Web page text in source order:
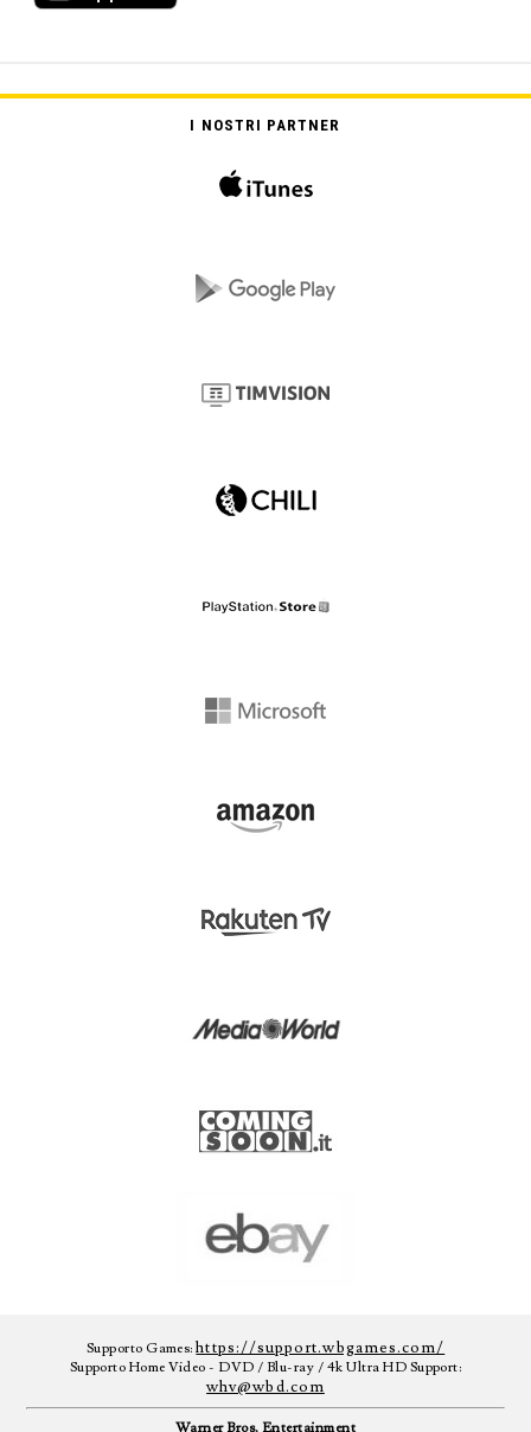
I NOSTRI PARTNER
Supporto Games:https://support.wbgames.com/
Supporto Home Video - DVD / Blu-ray / 4k Ultra HD Support:
whv@wbd.com
Warner Bros. Entertainment